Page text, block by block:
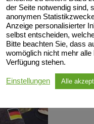
der Seite notwendig sind,
anonymen
Anzeige personalisierter
selbst entscheiden,
Bitte beachten Sie, dass
womöglich nicht mehr
Verfügung stehen.
Einstellungen Alle